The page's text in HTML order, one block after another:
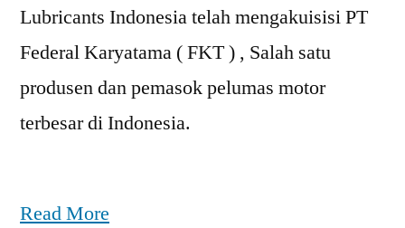
Lubricants Indonesia telah mengakuisisi PT
Federal Karyatama ( FKT ) , Salah satu
produsen dan pemasok pelumas motor
terbesar di Indonesia.
Read More